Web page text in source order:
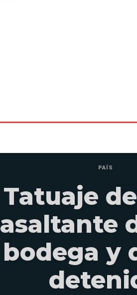
PAÍS
Tatuaje
asaltante
bodega y